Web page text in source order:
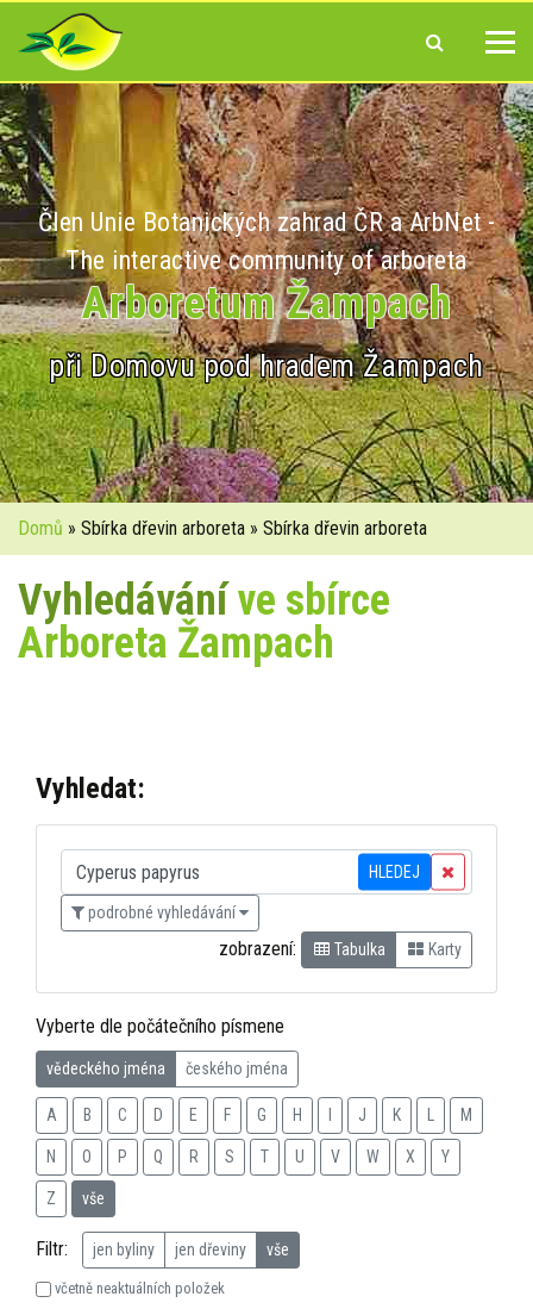
Člen Unie Botanických zahrad ČR a ArbNet -
The interactive community of arboreta
Arboretum Žampach
při Domovu pod hradem Žampach
Domů » Sbírka dřevin arboreta » Sbírka dřevin arboreta
Vyhledáváníve sbírce
Arboreta Žampach
Vyhledat:
HLEDEJ
podrobné vyhledávání
zobrazení: Tabulka Karty
Vyberte dle počátečního písmene
vědeckého jména českého jména
A B C D E F G H J K M
N O P Q R S T U V W X Y
Z vše
Filtr: jen byliny jen dřeviny vše
včetně neaktuálních položek